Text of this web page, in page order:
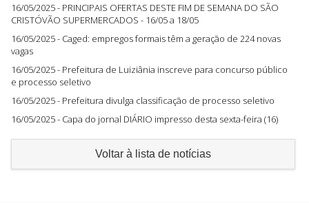
16/05/2025 - PRINCIPAIS OFERTAS DESTE FIM DE SEMANA DO SÃO
CRISTÓVÃO SUPERMERCADOS - 16/05 a 18/05
16/05/2025 - Caged: empregos formais têm a geração de 224 novas
vagas
16/05/2025 - Prefeitura de Luiziânia inscreve para concurso público
e processo seletivo
16/05/2025 - Prefeitura divulga classificação de processo seletivo
16/05/2025 - Capa do jornal DIÁRIO impresso desta sexta-feira (16)
Voltar à lista de notícias